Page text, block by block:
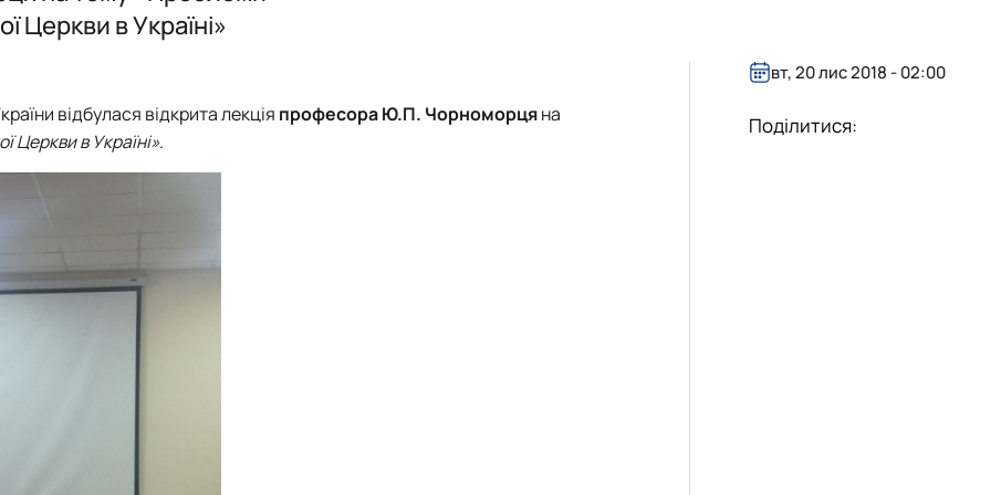
та міжгрупової комунікаці…
Церкви в Україні»
відбулася відкрита лекція професора Ю.П. Чорноморцяна
Церкви в Україні».
вт, 20 лис 2018 - 02:00
Поділитися: